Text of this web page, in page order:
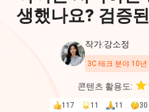
for iOS
생했나요? 검증
작가:강소정
3C 테크 분야 10
콘텐츠 활용도:
117 11 11 30